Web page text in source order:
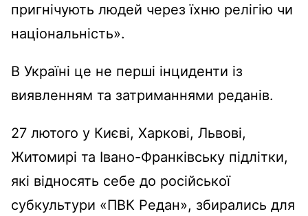
пригнічують людей через їхню релігію чи
національність».
В Україні це не перші інциденти із
виявленням та затриманнями реданів.
27 лютого у Києві, Харкові, Львові,
Житомирі та Івано-Франківську підлітки,
які відносять себе до російської
субкультури «ПВК Редан», збирались для